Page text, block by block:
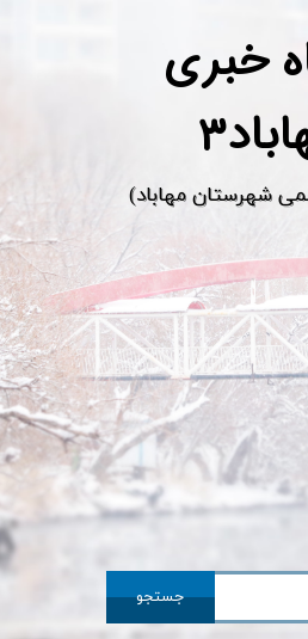
خبری
شهرستان مهاباد)
جستجو